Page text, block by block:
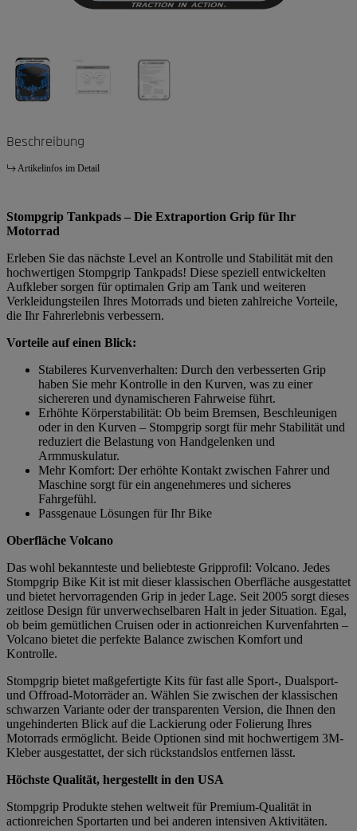
Beschreibung
Artikelinfos im Detail
Stompgrip Tankpads – Die Extraportion Grip für Ihr
Motorrad
Erleben Sie das nächste Level an Kontrolle und Stabilität mit den
hochwertigen Stompgrip Tankpads! Diese speziell entwickelten
Aufkleber sorgen für optimalen Grip am Tank und weiteren
Verkleidungsteilen Ihres Motorrads und bieten zahlreiche Vorteile,
die Ihr Fahrerlebnis verbessern.
Vorteile auf einen Blick:
Stabileres Kurvenverhalten: Durch den verbesserten Grip
haben Sie mehr Kontrolle in den Kurven, was zu einer
sichereren und dynamischeren Fahrweise führt.
Erhöhte Körperstabilität: Ob beim Bremsen, Beschleunigen
oder in den Kurven – Stompgrip sorgt für mehr Stabilität und
reduziert die Belastung von Handgelenken und
Armmuskulatur.
Mehr Komfort: Der erhöhte Kontakt zwischen Fahrer und
Maschine sorgt für ein angenehmeres und sicheres
Fahrgefühl.
Passgenaue Lösungen für Ihr Bike
Oberfläche Volcano
Das wohl bekannteste und beliebteste Gripprofil: Volcano. Jedes
Stompgrip Bike Kit ist mit dieser klassischen Oberfläche ausgestattet
und bietet hervorragenden Grip in jeder Lage. Seit 2005 sorgt dieses
zeitlose Design für unverwechselbaren Halt in jeder Situation. Egal,
ob beim gemütlichen Cruisen oder in actionreichen Kurvenfahrten –
Volcano bietet die perfekte Balance zwischen Komfort und
Kontrolle.
Stompgrip bietet maßgefertigte Kits für fast alle Sport-, Dualsport-
und Offroad-Motorräder an. Wählen Sie zwischen der klassischen
schwarzen Variante oder der transparenten Version, die Ihnen den
ungehinderten Blick auf die Lackierung oder Folierung Ihres
Motorrads ermöglicht. Beide Optionen sind mit hochwertigem 3M-
Kleber ausgestattet, der sich rückstandslos entfernen lässt.
Höchste Qualität, hergestellt in den USA
Stompgrip Produkte stehen weltweit für Premium-Qualität in
actionreichen Sportarten und bei anderen intensiven Aktivitäten.